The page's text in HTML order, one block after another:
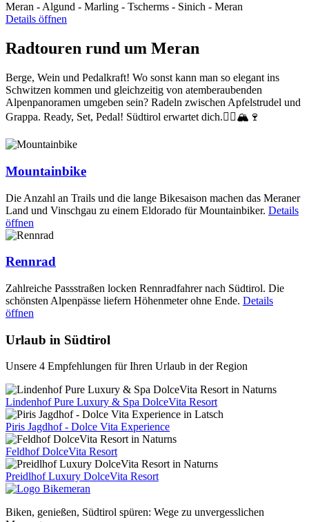
Meran - Algund - Marling - Tscherms - Sinich - Meran
Details öffnen
Radtouren rund um Meran
Berge, Wein und Pedalkraft! Wo sonst kann man so elegant ins
Schwitzen kommen und gleichzeitig von atemberaubenden
Alpenpanoramen umgeben sein? Radeln zwischen Apfelstrudel und
Grappa. Ready, Set, Pedal! Südtirol erwartet dich.🚴‍♂️🏔🍷
Mountainbike
Die Anzahl an Trails und die lange Bikesaison machen das Meraner
Land und Vinschgau zu einem Eldorado für Mountainbiker. Details
öffnen
Rennrad
Zahlreiche Passstraßen locken Rennradfahrer nach Südtirol. Die
schönsten Alpenpässe liefern Höhenmeter ohne Ende. Details
öffnen
Urlaub in Südtirol
Unsere 4 Empfehlungen für Ihren Urlaub in der Region
Lindenhof Pure Luxury & Spa DolceVita Resort
Piris Jagdhof - Dolce Vita Experience
Feldhof DolceVita Resort
Preidlhof Luxury DolceVita Resort
Biken, genießen, Südtirol spüren: Wege zu unvergesslichen